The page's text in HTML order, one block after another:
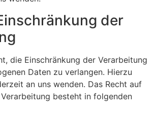
der
die Einschränkung der Verarbeitung
Daten zu verlangen. Hierzu
an uns wenden. Das Recht auf
besteht in folgenden